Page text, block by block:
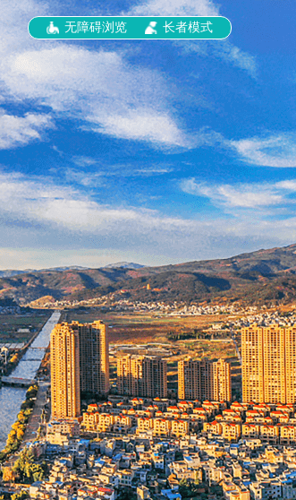
无障碍浏览 长者模式